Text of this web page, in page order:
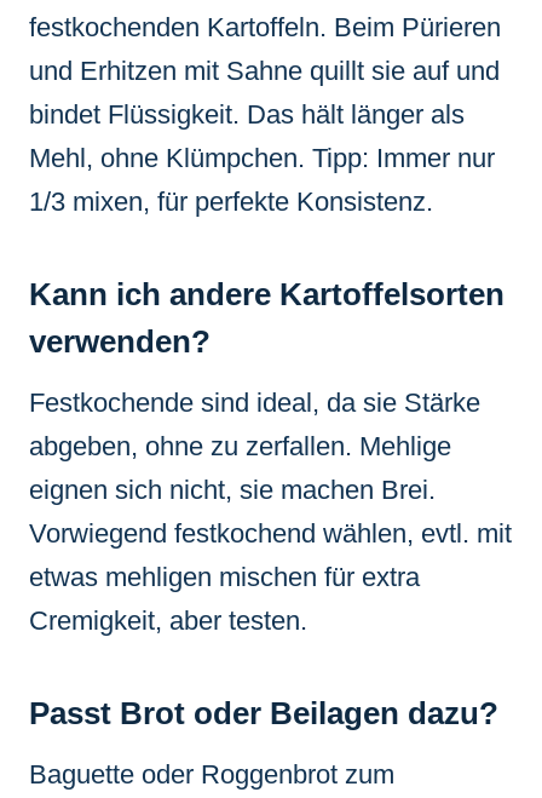
festkochenden Kartoffeln. Beim Pürieren
und Erhitzen mit Sahne quillt sie auf und
bindet Flüssigkeit. Das hält länger als
Mehl, ohne Klümpchen. Tipp: Immer nur
1/3 mixen, für perfekte Konsistenz.
Kann ich andere Kartoffelsorten
verwenden?
Festkochende sind ideal, da sie Stärke
abgeben, ohne zu zerfallen. Mehlige
eignen sich nicht, sie machen Brei.
Vorwiegend festkochend wählen, evtl. mit
etwas mehligen mischen für extra
Cremigkeit, aber testen.
Passt Brot oder Beilagen dazu?
Baguette oder Roggenbrot zum